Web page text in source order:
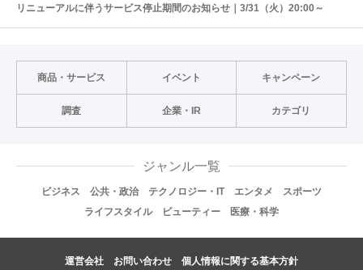
リニューアルに伴うサービス停止期間のお知らせ｜3/31（火）20:00～
商品・サービス イベント キャンペーン
調査 企業・IR カテゴリ
ジャンル一覧
ビジネス 公共・政治 テクノロジー・IT エンタメ
スポーツ
ライフスタイル
ビューティー 医療・科学
運営会社 お問い合わせ 個人情報に関する基本方針